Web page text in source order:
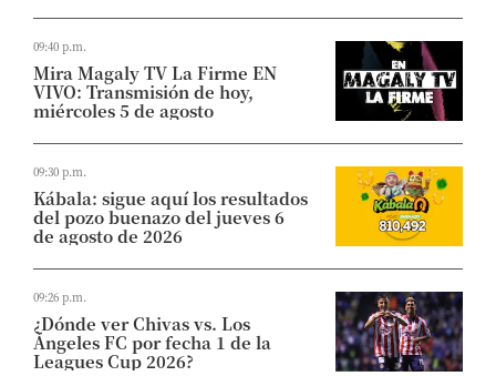
09:40 p.m.
Mira Magaly TV La Firme EN
VIVO: Transmisión de hoy,
miércoles 5 de agosto
09:30 p.m.
Kábala: sigue aquí los resultados
del pozo buenazo del jueves 6
de agosto de 2026
09:26 p.m.
¿Dónde ver Chivas vs. Los
Ángeles FC por fecha 1 de la
Leagues Cup 2026?